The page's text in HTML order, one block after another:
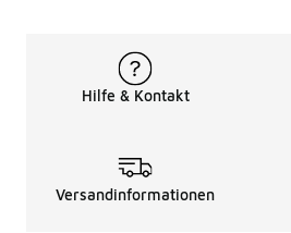
Hilfe & Kontakt
Versandinformationen